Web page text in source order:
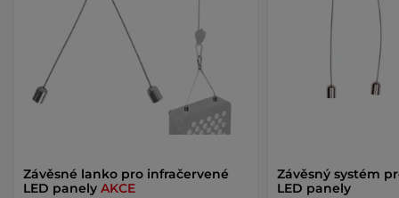
Závěsné lanko pro infračervené
LED panely AKCE
Závěsný systém
LED panely